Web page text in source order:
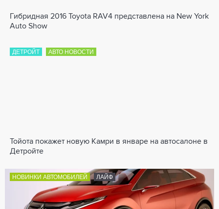
Гибридная 2016 Toyota RAV4 представлена на New York
Auto Show
ДЕТРОЙТ АВТО НОВОСТИ
Тойота покажет новую Камри в январе на автосалоне в
Детройте
НОВИНКИ АВТОМОБИЛЕЙ ЛАЙФ